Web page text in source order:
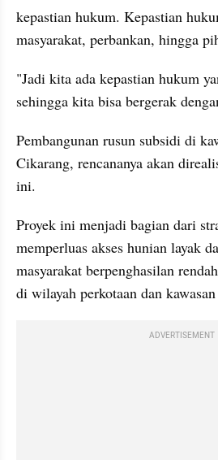
kepastian hukum. Kepastian
masyarakat, perbankan, hingga
"Jadi kita ada kepastian hukum
sehingga kita bisa bergerak
Pembangunan rusun subsidi di
Cikarang, rencananya akan
ini.
Proyek ini menjadi bagian dari
memperluas akses hunian layak
masyarakat berpenghasilan
di wilayah perkotaan dan
ADVERTISEMENT